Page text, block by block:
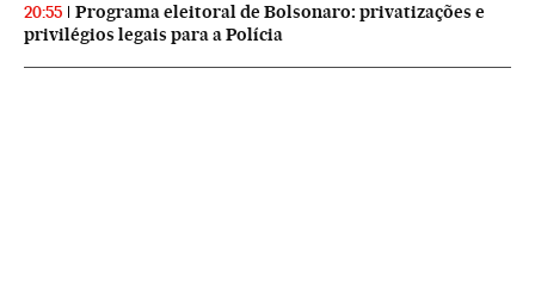
20:55
Programa eleitoral de Bolsonaro: privatizações e
privilégios legais para a Polícia